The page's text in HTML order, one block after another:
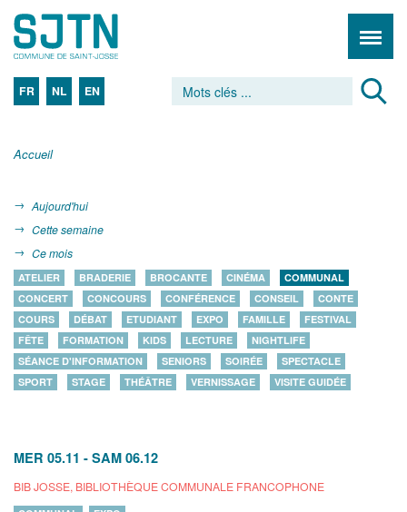
FR NL EN
Accueil
Aujourd'hui
Cette semaine
Ce mois
ATELIER BRADERIE BROCANTE CINÉMA
COMMUNAL
CONCERT
CONCOURS CONFÉRENCE CONSEIL
CONTE
COURS
DÉBAT ETUDIANT EXPO FAMILLE
FESTIVAL
FÊTE
FORMATION KIDS LECTURE
NIGHTLIFE
SÉANCE D'INFORMATION
SENIORS SOIRÉE
SPECTACLE
SPORT
STAGE THÉÂTRE VERNISSAGE VISITE GUIDÉE
MER 05.11 - SAM 06.12
BIB JOSSE, BIBLIOTHÈQUE COMMUNALE FRANCOPHONE